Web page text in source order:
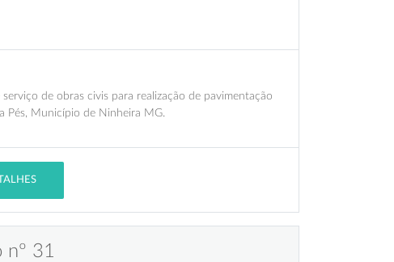
de obras civis para realização de pavimentação
Pés, Município de Ninheira MG.
nº 31